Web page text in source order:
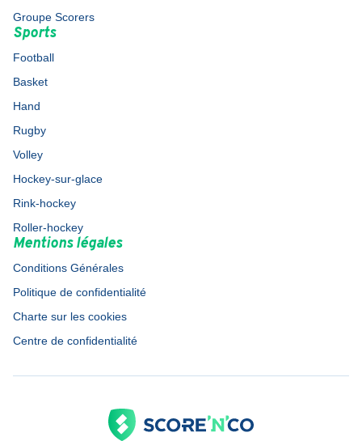
Groupe Scorers
Sports
Football
Basket
Hand
Rugby
Volley
Hockey-sur-glace
Rink-hockey
Roller-hockey
Mentions légales
Conditions Générales
Politique de confidentialité
Charte sur les cookies
Centre de confidentialité